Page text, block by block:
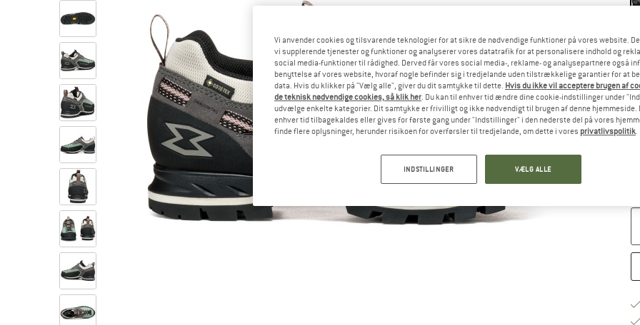
Vi anvender cookies og tilsvarende teknologier for at sikre de nødvendige funktioner på vores website.
vi supplerende tjenester og funktioner og analyserer vores datatrafik for at personalisere indhold og
social media-funktioner til rådighed. Derved får vores social media-, reklame- og analysepartnere også
benyttelse af vores website, hvoraf nogle befinder sig i tredjelande uden tilstrækkelige garantier for at
data. Hvis du klikker på "Vælg alle", giver du dit samtykke til dette. Hvis du ikke vil acceptere brugen af
de teknisk nødvendige cookies, så klik her. Du kan til enhver tid ændre dine cookie-indstillinger under
udvælge enkelte kategorier. Dit samtykke er frivilligt og ikke nødvendigt til brugen af denne hjemmeside.
enhver tid tilbagekaldes eller gives for første gang under "Indstillinger" i den nederste del på vores
finde flere oplysninger, herunder risikoen for overførsler til tredjelande, om dette i vores privatlivspolitik.
INDSTILLINGER VÆLG ALLE